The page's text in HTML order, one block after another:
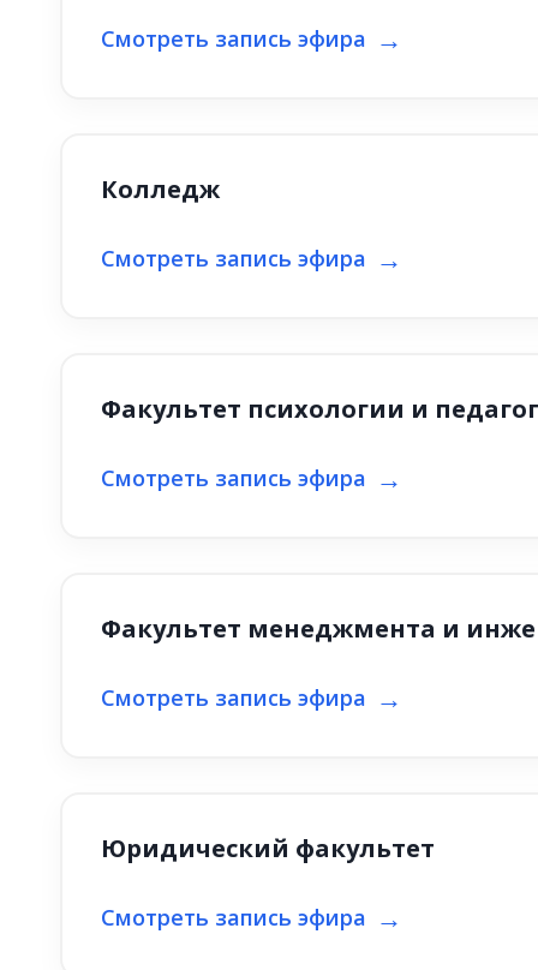
Смотреть запись эфира
Колледж
Смотреть запись эфира
Факультет психологии и
Смотреть запись эфира
Факультет менеджмента и
Смотреть запись эфира
Юридический факультет
Смотреть запись эфира